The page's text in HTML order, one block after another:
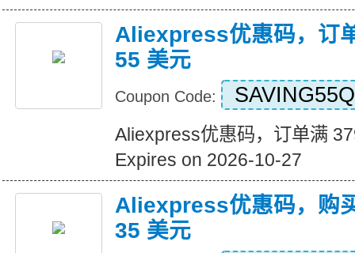
Aliexpress优惠码，订
55 美元
Coupon Code: SAVING55Q
Aliexpress优惠码，订单满
Expires on 2026-10-27
Aliexpress优惠码，购
35 美元